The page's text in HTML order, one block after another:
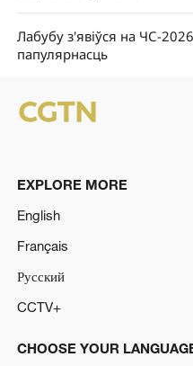
Лабубу з'явіўся на ЧС-
папулярнасць
EXPLORE MORE
English
Français
Русский
CCTV+
CHOOSE YOUR